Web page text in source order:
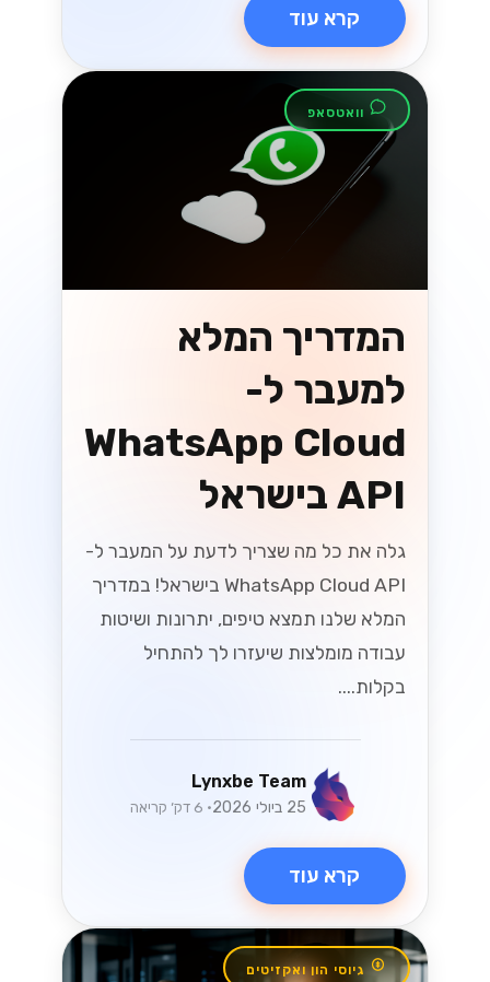
קרא עוד
וואטסאפ
המדריך המלא
למעבר ל-
WhatsApp Cloud
API בישראל
גלה את כל מה שצריך לדעת על המעבר ל-
WhatsApp Cloud API בישראל! במדריך
המלא שלנו תמצא טיפים, יתרונות ושיטות
עבודה מומלצות שיעזרו לך להתחיל
בקלות....
Lynxbe Team
25 ביולי 2026 • 6 דק׳ קריאה
קרא עוד
גיוסי הון ואקזיטים